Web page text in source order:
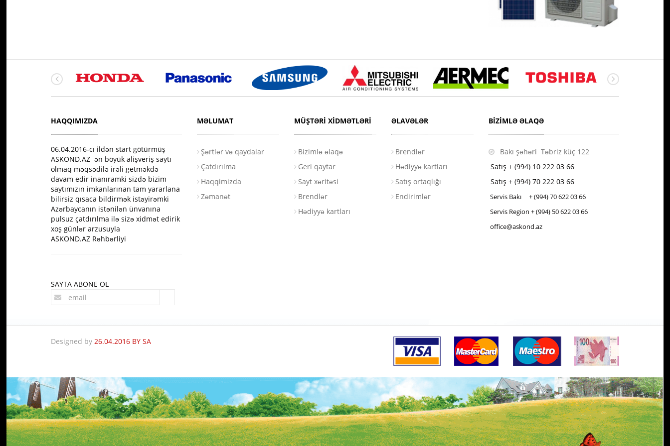
HAQQIMIZDA
06.04.2016-сı ildən start götürmüş
ASKOND.AZ ən böyük alişveriş saytı
olmaq məqsədilə irəli getməkdə
davam edir inanıramki sizdə bizim
saytımızın imkanlarınan tam yararlana
bilirsiz qısaca bildirmək istəyirəmki
Azərbaycanın istənilən ünvanına
pulsuz çatdırılma ilə sizə xidmət edirik
xoş günlər arzusuyla
ASKOND.AZ Rəhbərliyi
SAYTA ABONE OL
MƏLUMAT
Şərtlər və qaydalar
Çatdırılma
Haqqimizda
Zəmanət
MÜŞTƏRI XIDMƏTLƏRI
Bizimlə əlaqə
Geri qaytar
Sayt xəritəsi
Brendlər
Hədiyyə kartları
ƏLAVƏLƏR
Brendlər
Hədiyyə kartları
Satış ortaqlığı
Endirimlər
BIZIMLƏ ƏLAQƏ
Bakı şəhəri Təbriz küç 122
Satış + (994) 10 222 03 66
Satış + (994) 70 222 03 66
Servis Bakı + (994) 70622 03 66
Servis Region + (994) 50622 03 66
office@askond.az
Designed by 26.04.2016 BY SA